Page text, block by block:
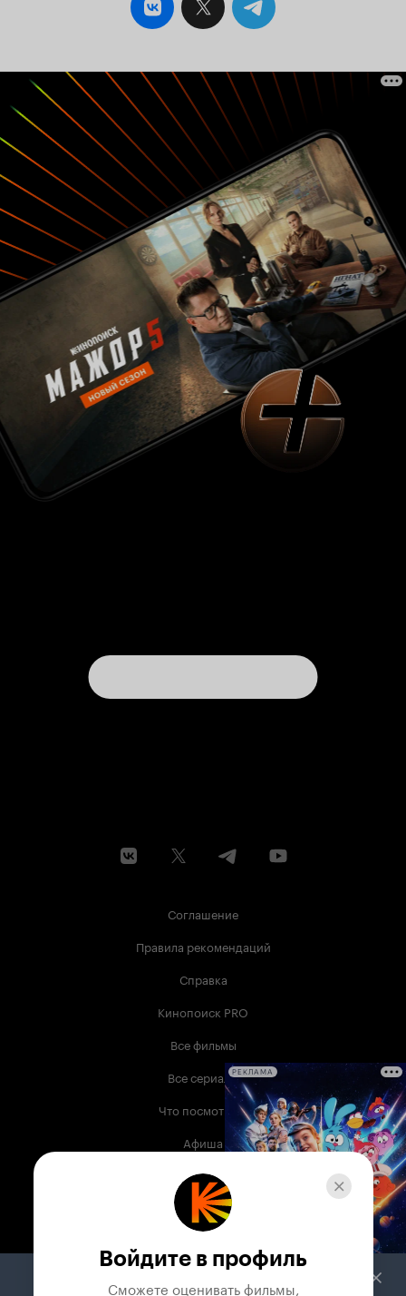
Соглашение
Правила рекомендаций
Справка
Кинопоиск PRO
Все фильмы
Все сериалы
Что посмотреть
Афиша
Музыка
Телепрограмма
Служба поддержки
РЕКЛАМА
Войдите в профиль
Сможете оценивать фильмы,